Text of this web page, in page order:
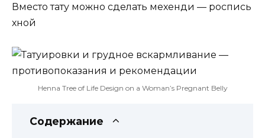
Вместо тату можно сделать мехенди — роспись
хной
Henna Tree of Life Design on a Woman’s Pregnant Belly
Содержание